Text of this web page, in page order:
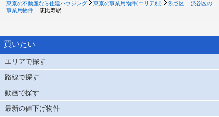
東京の不動産なら住建ハウジング 東京の事業用物件(エリア別) 渋谷区
渋谷区の
事業用物件
恵比寿駅
買いたい
エリアで探す
路線で探す
動画で探す
最新の値下げ物件